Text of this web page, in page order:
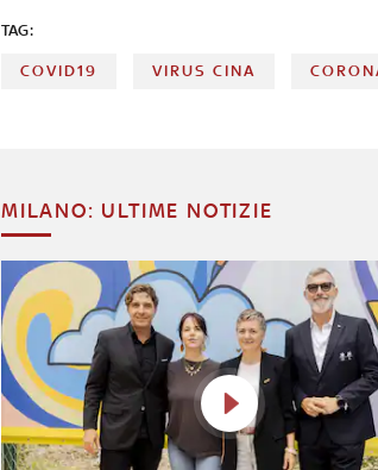
TAG:
COVID19 VIRUS CINA
MILANO: ULTIME NOTIZIE